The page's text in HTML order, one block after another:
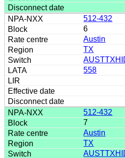
512-432
6
Austin
TX
558
512-432
7
Austin
TX